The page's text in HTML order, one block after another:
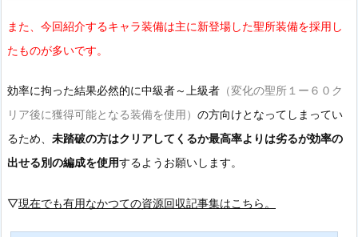
また、今回紹介するキャラ装備は主に新登場した聖所装備を採用し
たものが多いです。
効率に拘った結果必然的に中級者～上級者 （変化の聖所１ー６０ク
リア後に獲得可能となる装備を使用） の方向けとなってしまってい
るため、 未踏破の方はクリアしてくるか最高率よりは劣るが効率の
出せる別の編成を使用するようお願いします。
▽現在でも有用なかつての資源回収記事集はこちら。